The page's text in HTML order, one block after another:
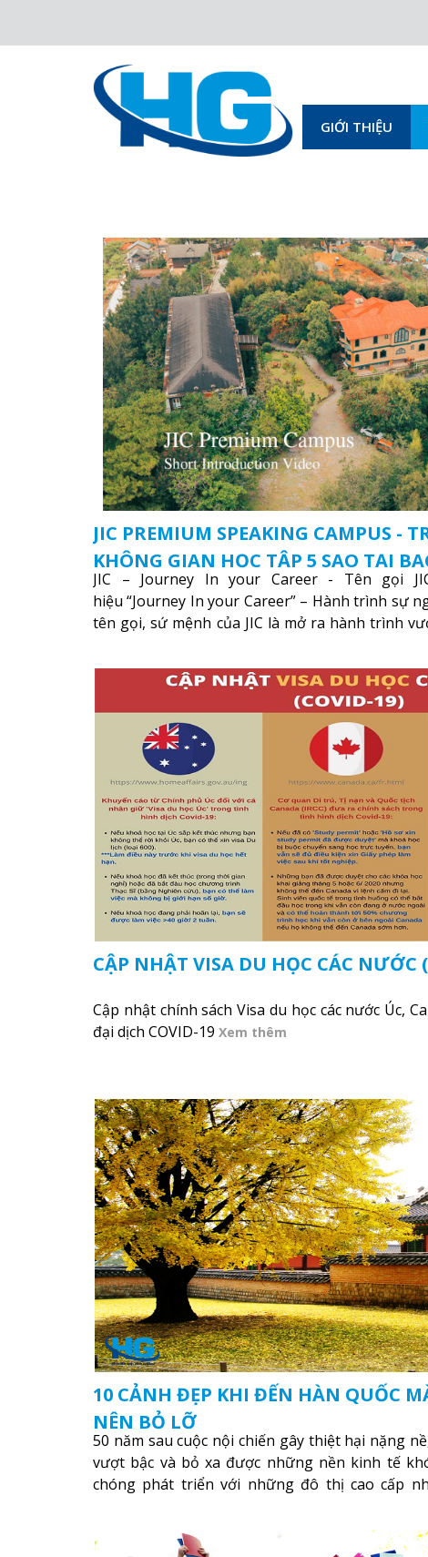
GIỚI THIỆU
JIC PREMIUM SPEAKING CAMPUS -
KHÔNG GIAN HỌC TẬP 5 SAO TẠI
JIC – Journey In your Career - Tên gọi
hiệu “Journey In your Career” – Hành trình sự
tên gọi, sứ mệnh của JIC là mở ra hành trình
CẬP NHẬT VISA DU HỌC CÁC NƯỚC
Cập nhật chính sách Visa du học các nước Úc,
đại dịch COVID-19 Xem thêm
10 CẢNH ĐẸP KHI ĐẾN HÀN QUỐC
NÊN BỎ LỠ
50 năm sau cuộc nội chiến gây thiệt hại nặng
vượt bậc và bỏ xa được những nền kinh tế
chóng phát triển với những đô thị cao cấp